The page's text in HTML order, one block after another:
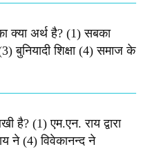
क्या अर्थ है? (1) सबका
बुनियादी शिक्षा (4) समाज के
है? (1) एम.एन. राय द्वारा
ने (4) विवेकानन्द ने